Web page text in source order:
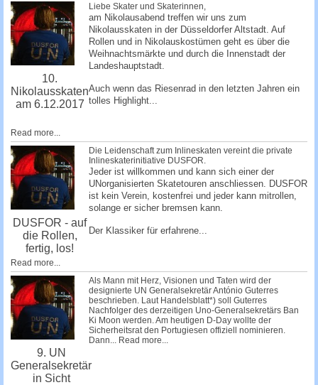
10.
Nikolausskaten
am 6.12.2017
Liebe Skater und Skaterinnen,
am Nikolausabend treffen wir uns zum
Nikolausskaten in der Düsseldorfer Altstadt. Auf
Rollen und in Nikolauskostümen geht es über die
Weihnachtsmärkte und durch die Innenstadt der
Landeshauptstadt.
Auch wenn das Riesenrad in den letzten Jahren ein
tolles Highlight...
Read more...
DUSFOR - auf
die Rollen,
fertig, los!
Die Leidenschaft zum Inlineskaten vereint die private
Inlineskaterinitiative DUSFOR.
Jeder ist willkommen und kann sich einer der
UNorganisierten Skatetouren anschliessen. DUSFOR
ist kein Verein, kostenfrei und jeder kann mitrollen,
solange er sicher bremsen kann.
Der Klassiker für erfahrene...
Read more...
9. UN
Generalsekretär
in Sicht
Als Mann mit Herz, Visionen und Taten wird der
designierte UN Generalsekretär António Guterres
beschrieben. Laut Handelsblatt*) soll Guterres
Nachfolger des derzeitigen Uno-Generalsekretärs Ban
Ki Moon werden. Am heutigen D-Day wollte der
Sicherheitsrat den Portugiesen offiziell nominieren.
Dann... Read more...